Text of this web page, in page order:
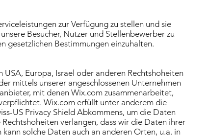
zur Verfügung zu stellen und sie
Besucher, Nutzer und Stellenbewerber zu
gesetzlichen Bestimmungen einzuhalten.
Europa, Israel oder anderen Rechtshoheiten
mittels unserer angeschlossenen Unternehmen
mit denen Wix.com zusammenarbeitet,
Wix.com erfüllt unter anderem die
US Privacy Shield Abkommens, um die Daten
verlangen, dass wir die Daten ihrer
solche Daten auch an anderen Orten, u.a. in